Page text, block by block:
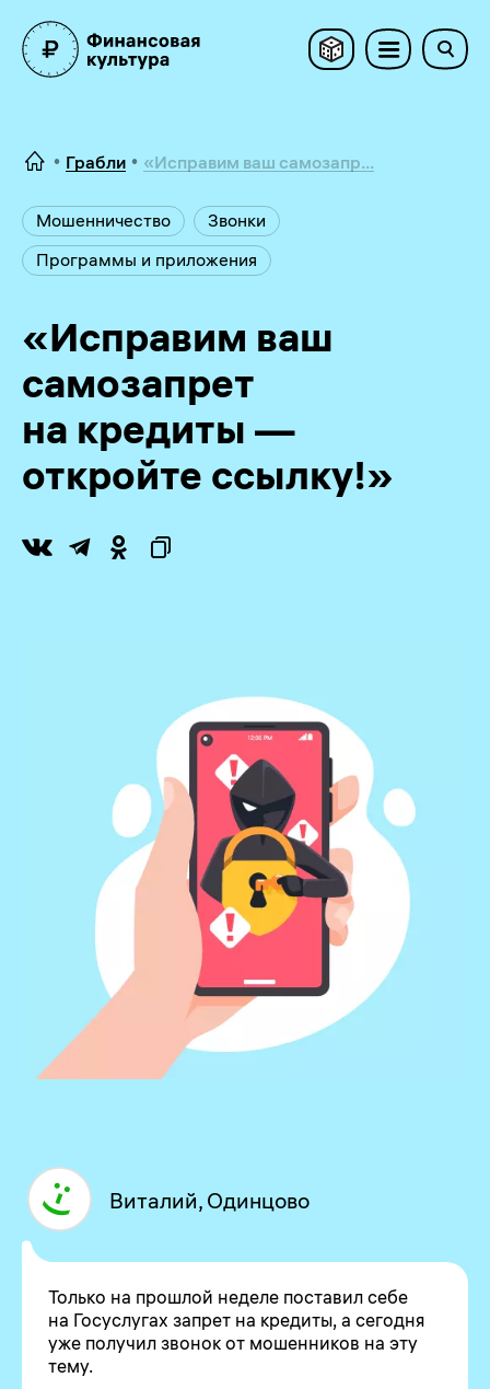
Грабли «Исправим ваш самозапр...
Мошенничество
Звонки
Программы и приложения
«Исправим ваш
самозапрет
на кредиты —
откройте ссылку!»
Виталий, Одинцово
Только на прошлой неделе поставил себе
на Госуслугах запрет на кредиты, а сегодня
уже получил звонок от мошенников на эту
тему.